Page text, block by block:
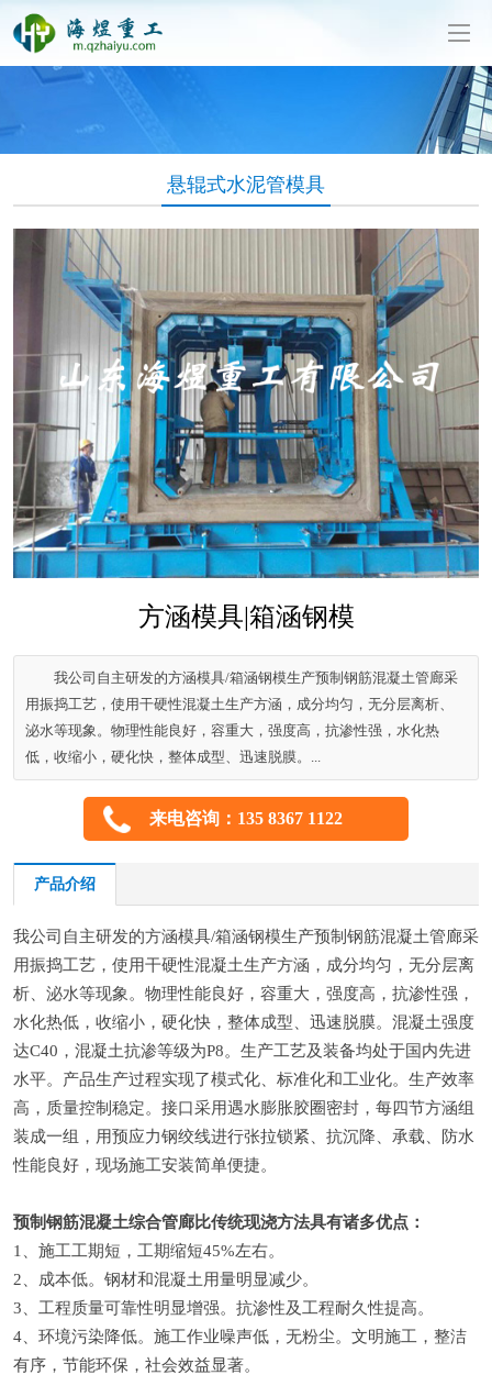
泥制管机生产厂家-山东海煜重工有限公司
悬辊式水泥管模具
方涵模具|箱涵钢模
我公司自主研发的方涵模具/箱涵钢模生产预制钢筋混凝土管廊采
用振捣工艺，使用干硬性混凝土生产方涵，成分均匀，无分层离析、
泌水等现象。物理性能良好，容重大，强度高，抗渗性强，水化热
低，收缩小，硬化快，整体成型、迅速脱膜。...
来电咨询：135 8367 1122
产品介绍
我公司自主研发的方涵模具/箱涵钢模生产预制钢筋混凝土管廊采
用振捣工艺，使用干硬性混凝土生产方涵，成分均匀，无分层离
析、泌水等现象。物理性能良好，容重大，强度高，抗渗性强，
水化热低，收缩小，硬化快，整体成型、迅速脱膜。混凝土强度
达C40，混凝土抗渗等级为P8。生产工艺及装备均处于国内先进
水平。产品生产过程实现了模式化、标准化和工业化。生产效率
高，质量控制稳定。接口采用遇水膨胀胶圈密封，每四节方涵组
装成一组，用预应力钢绞线进行张拉锁紧、抗沉降、承载、防水
性能良好，现场施工安装简单便捷。
预制钢筋混凝土综合管廊比传统现浇方法具有诸多优点：
1、施工工期短，工期缩短45%左右。
2、成本低。钢材和混凝土用量明显减少。
3、工程质量可靠性明显增强。抗渗性及工程耐久性提高。
4、环境污染降低。施工作业噪声低，无粉尘。文明施工，整洁
有序，节能环保，社会效益显著。